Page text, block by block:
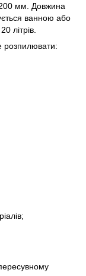
мм. Довжина
ванною або
літрів.
розпилювати: